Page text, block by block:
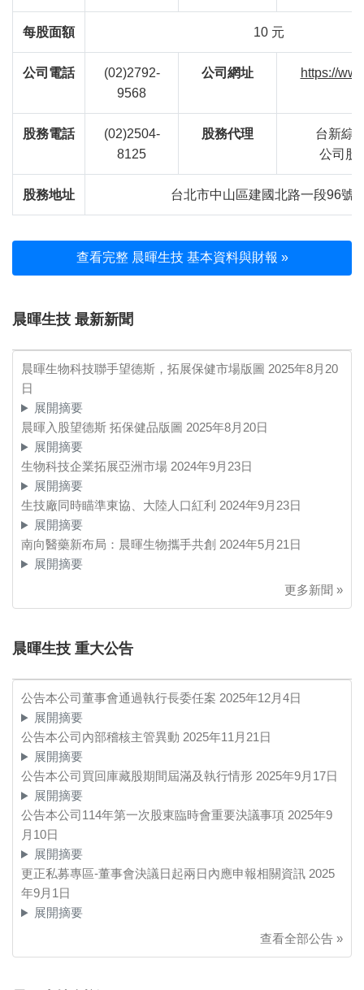
每股面額 10 元
公司電話
(02)2792-
9568
公司網址 https://
股務電話
(02)2504-
8125
股務代理
台新綜
公司股
股務地址 台北市中山區建國北路一段96號
查看完整 晨暉生技 基本資料與財報 »
晨暉生技 最新新聞
晨暉生物科技聯手望德斯，拓展保健市場版圖 2025年8月20
日
展開摘要
晨暉入股望德斯 拓保健品版圖 2025年8月20日
展開摘要
生物科技企業拓展亞洲市場 2024年9月23日
展開摘要
生技廠同時瞄準東協、大陸人口紅利 2024年9月23日
展開摘要
南向醫藥新布局：晨暉生物攜手共創 2024年5月21日
展開摘要
更多新聞 »
晨暉生技 重大公告
公告本公司董事會通過執行長委任案 2025年12月4日
展開摘要
公告本公司內部稽核主管異動 2025年11月21日
展開摘要
公告本公司買回庫藏股期間屆滿及執行情形 2025年9月17日
展開摘要
公告本公司114年第一次股東臨時會重要決議事項 2025年9
月10日
展開摘要
更正私募專區-董事會決議日起兩日內應申報相關資訊 2025
年9月1日
展開摘要
查看全部公告 »